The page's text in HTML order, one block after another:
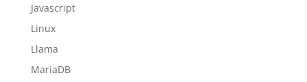
Javascript
Linux
Llama
MariaDB